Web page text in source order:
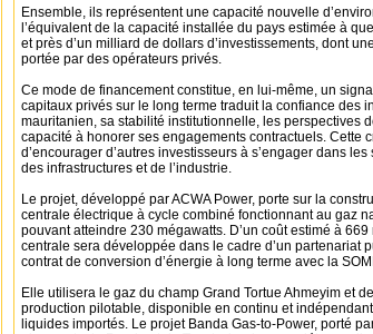
Ensemble, ils représentent une capacité nouvelle
l’équivalent de la capacité installée du pays estimée à
et près d’un milliard de dollars d’investissements, dont
portée par des opérateurs privés.
Ce mode de financement constitue, en lui-même, un
capitaux privés sur le long terme traduit la confiance des
mauritanien, sa stabilité institutionnelle, les perspectives
capacité à honorer ses engagements contractuels. Cette
d’encourager d’autres investisseurs à s’engager dans les
des infrastructures et de l’industrie.
Le projet, développé par ACWA Power, porte sur la
centrale électrique à cycle combiné fonctionnant au gaz
pouvant atteindre 230 mégawatts. D’un coût estimé à
centrale sera développée dans le cadre d’un partenariat
contrat de conversion d’énergie à long terme avec la
Elle utilisera le gaz du champ Grand Tortue Ahmeyim et
production pilotable, disponible en continu et
liquides importés. Le projet Banda Gas-to-Power, porté